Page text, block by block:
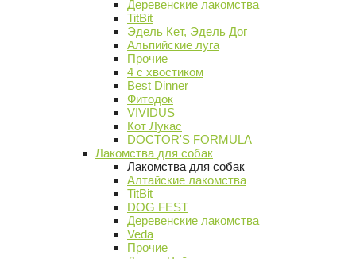
Деревенские лакомства
TitBit
Эдель Кет, Эдель Дог
Альпийские луга
Прочие
4 с хвостиком
Best Dinner
Фитодок
VIVIDUS
Кот Лукас
DOCTOR'S FORMULA
Лакомства для собак
Лакомства для собак
Алтайские лакомства
TitBit
DOG FEST
Деревенские лакомства
Veda
Прочие